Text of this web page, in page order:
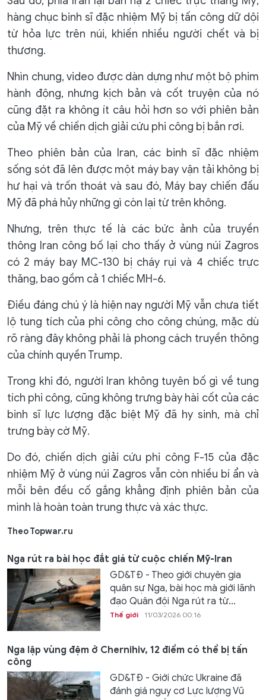
hàng chục binh sĩ đặc nhiệm Mỹ bị tấn công dữ dội
từ hỏa lực trên núi, khiến nhiều người chết và bị
thương.
Nhìn chung, video được dàn dựng như một bộ phim
hành động, nhưng kịch bản và cốt truyện của nó
cũng đặt ra không ít câu hỏi hơn so với phiên bản
của Mỹ về chiến dịch giải cứu phi công bị bắn rơi.
Theo phiên bản của Iran, các binh sĩ đặc nhiệm
sống sót đã lên được một máy bay vận tải không bị
hư hại và trốn thoát và sau đó, Máy bay chiến đấu
Mỹ đã phá hủy những gì còn lại từ trên không.
Nhưng, trên thực tế là các bức ảnh của truyền
thông Iran công bố lại cho thấy ở vùng núi Zagros
có 2 máy bay MC-130 bị cháy rụi và 4 chiếc trực
thăng, bao gồm cả 1 chiếc MH-6.
Điều đáng chú ý là hiện nay người Mỹ vẫn chưa tiết
lộ tung tích của phi công cho công chúng, mặc dù
rõ ràng đây không phải là phong cách truyền thông
của chính quyền Trump.
Trong khi đó, người Iran không tuyên bố gì về tung
tích phi công, cũng không trưng bày hài cốt của các
binh sĩ lực lượng đặc biệt Mỹ đã hy sinh, mà chỉ
trưng bày cờ Mỹ.
Do đó, chiến dịch giải cứu phi công F-15 của đặc
nhiệm Mỹ ở vùng núi Zagros vẫn còn nhiều bí ẩn và
mỗi bên đều cố gắng khẳng định phiên bản của
mình là hoàn toàn trung thực và xác thực.
Theo Topwar.ru
Nga rút ra bài học đắt giá từ cuộc chiến Mỹ-Iran
GD&TĐ - Theo giới chuyên gia
quân sự Nga, bài học mà giới lãnh
đạo Quân đội Nga rút ra từ...
Thế giới 11/03/2026 00:16
Nga lập vùng đệm ở Chernihiv, 12 điểm có thể bị tấn
công
GD&TĐ - Giới chức Ukraine đã
đánh giá nguy cơ Lực lượng Vũ